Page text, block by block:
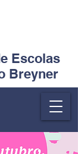
Escolas
Breyner